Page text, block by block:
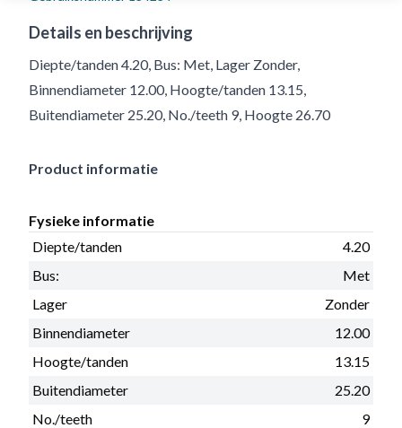
Details en beschrijving
Diepte/tanden 4.20, Bus: Met, Lager Zonder,
Binnendiameter 12.00, Hoogte/tanden 13.15,
Buitendiameter 25.20, No./teeth 9, Hoogte 26.70
Product informatie
Fysieke informatie
Diepte/tanden
4.20
Bus:
Met
Lager
Zonder
Binnendiameter
12.00
Hoogte/tanden
13.15
Buitendiameter
25.20
No./teeth
9